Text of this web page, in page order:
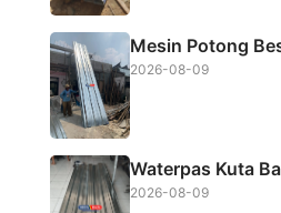
Mesin Potong
2026-08-09
Waterpas Kuta
2026-08-09